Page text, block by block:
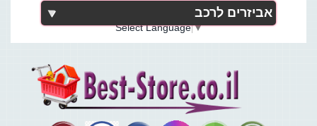
אביזרים לרכב
Select Language▼